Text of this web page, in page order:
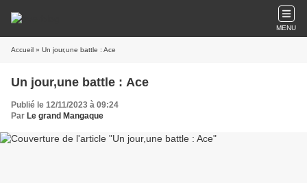
MENU
Accueil » Un jour,une battle : Ace
Un jour,une battle : Ace
Publié le 12/11/2023 à 09:24
Par Le grand Mangaque